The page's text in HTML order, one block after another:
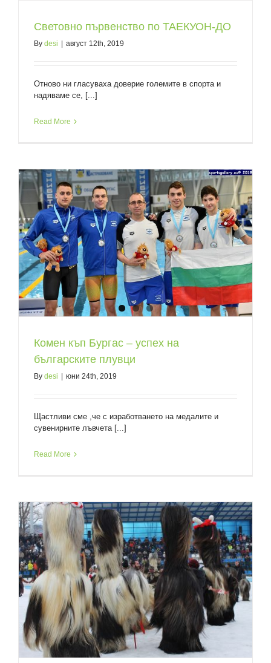
Световно първенство по ТАЕКУОН-ДО
By desi август 12th, 2019
Отново ни гласуваха доверие големите в спорта и
надяваме се, [...]
Read More
Комен къп Бургас – успех на
българските плувци
By desi юни 24th, 2019
Щастливи сме ,че с изработването на медалите и
сувенирните лъвчета [...]
Read More